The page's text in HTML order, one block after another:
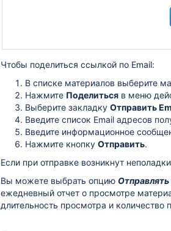
Чтобы поделиться ссылкой по Email:
В списке материалов выберите
Нажмите Поделиться в меню
Выберите закладку Отправить
Введите список Email адресов
Введите информационное
Нажмите кнопку Отправить.
Если при отправке возникнут
Вы можете выбрать опцию
ежедневный отчет о просмотре
длительность просмотра и